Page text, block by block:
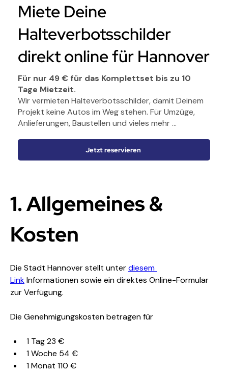
Miete Deine
Halteverbotsschilder
direkt online für Hannover
Für nur 49 € für das Komplettset bis zu 10
Tage Mietzeit.​
Wir vermieten Halteverbotsschilder, damit Deinem
Projekt keine Autos im Weg stehen. Für Umzüge,
Anlieferungen, Baustellen und vieles mehr ...
Jetzt reservieren
1. Allgemeines &
Kosten
Die Stadt Hannover stellt unter diesem
Link Informationen sowie ein direktes Online-Formular
zur Verfügung.
Die Genehmigungskosten betragen für
1 Tag 23 €
1 Woche 54 €
1 Monat 110 €